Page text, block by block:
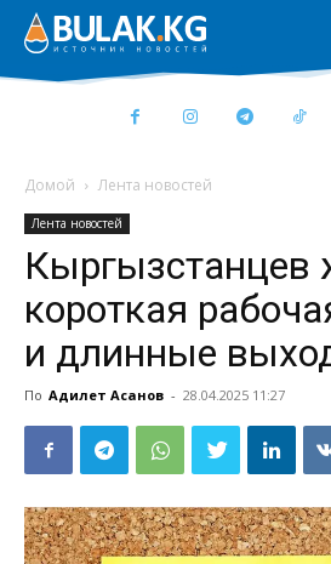
Домой Лента новостей
Лента новостей
Кыргызстанцев
короткая
и длинные
По Адилет Асанов - 28.04.2025 11:27